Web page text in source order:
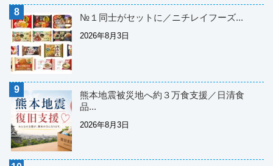
№１同士がセットに／ニチレイフーズ...
2026年8月3日
熊本地震被災地へ約３万食支援／日清食
品...
2026年8月3日